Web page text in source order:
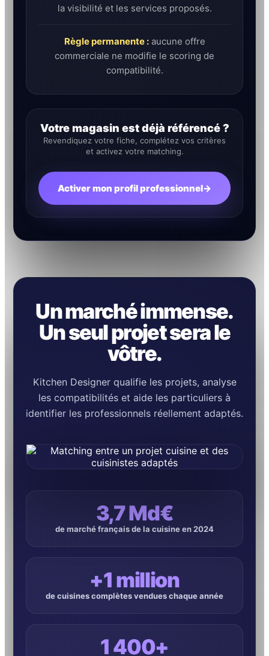
la visibilité et les services proposés.
Règle permanente :aucune offre
commerciale ne modifie le scoring de
compatibilité.
Votre magasin est déjà référencé ?
Revendiquez votre fiche, complétez vos critères
et activez votre matching.
Activer mon profil professionnel→
Un marché immense.
Un seul projet sera le
vôtre.
Kitchen Designer qualifie les projets, analyse
les compatibilités et aide les particuliers à
identifier les professionnels réellement adaptés.
3,7 Md€
de marché français de la cuisine en 2024
+1 million
de cuisines complètes vendues chaque année
1 400+